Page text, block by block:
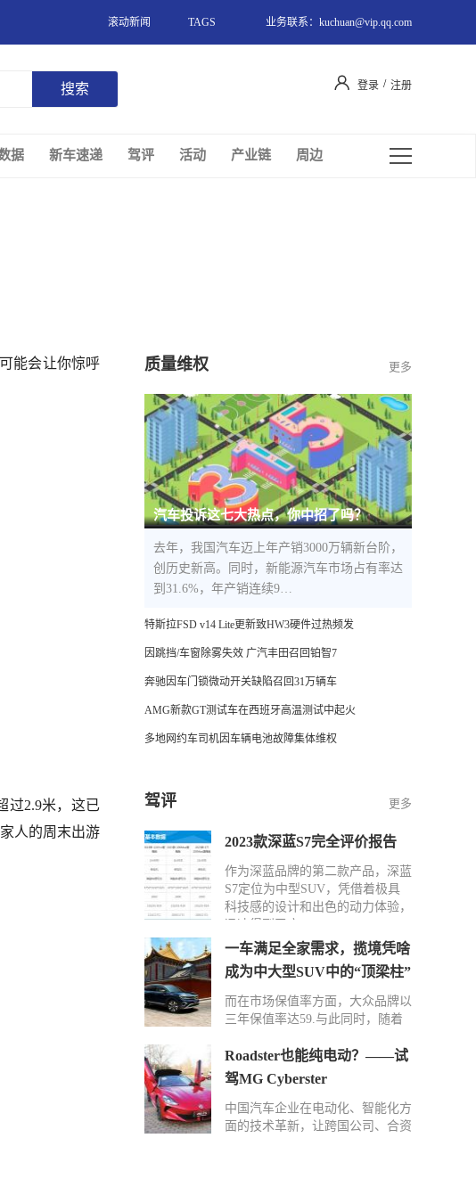
滚动新闻 TAGS 业务联系：kuchuan@vip.qq.com
登录 / 注册
据 新车速递 驾评 活动 产业链 周边
能会让你惊呼
过2.9米，这已
人的周末出游
质量维权 更多
汽车投诉这七大热点，你中招了吗？
去年，我国汽车迈上年产销3000万辆新台阶，
创历史新高。同时，新能源汽车市场占有率达
到31.6%，年产销连续9…
特斯拉FSD v14 Lite更新致HW3硬件过热频发
因跳挡/车窗除雾失效 广汽丰田召回铂智7
奔驰因车门锁微动开关缺陷召回31万辆车
AMG新款GT测试车在西班牙高温测试中起火
多地网约车司机因车辆电池故障集体维权
驾评 更多
2023款深蓝S7完全评价报告
作为深蓝品牌的第二款产品，深蓝
S7定位为中型SUV，凭借着极具
科技感的设计和出色的动力体验，
一车满足全家需求，揽境凭啥
成为中大型SUV中的“顶梁柱”
而在市场保值率方面，大众品牌以
三年保值率达59.与此同时，随着
场以及在后…
Roadster也能纯电动？——试
驾MG Cyberster
中国汽车企业在电动化、智能化方
面的技术革新，让跨国公司、合资